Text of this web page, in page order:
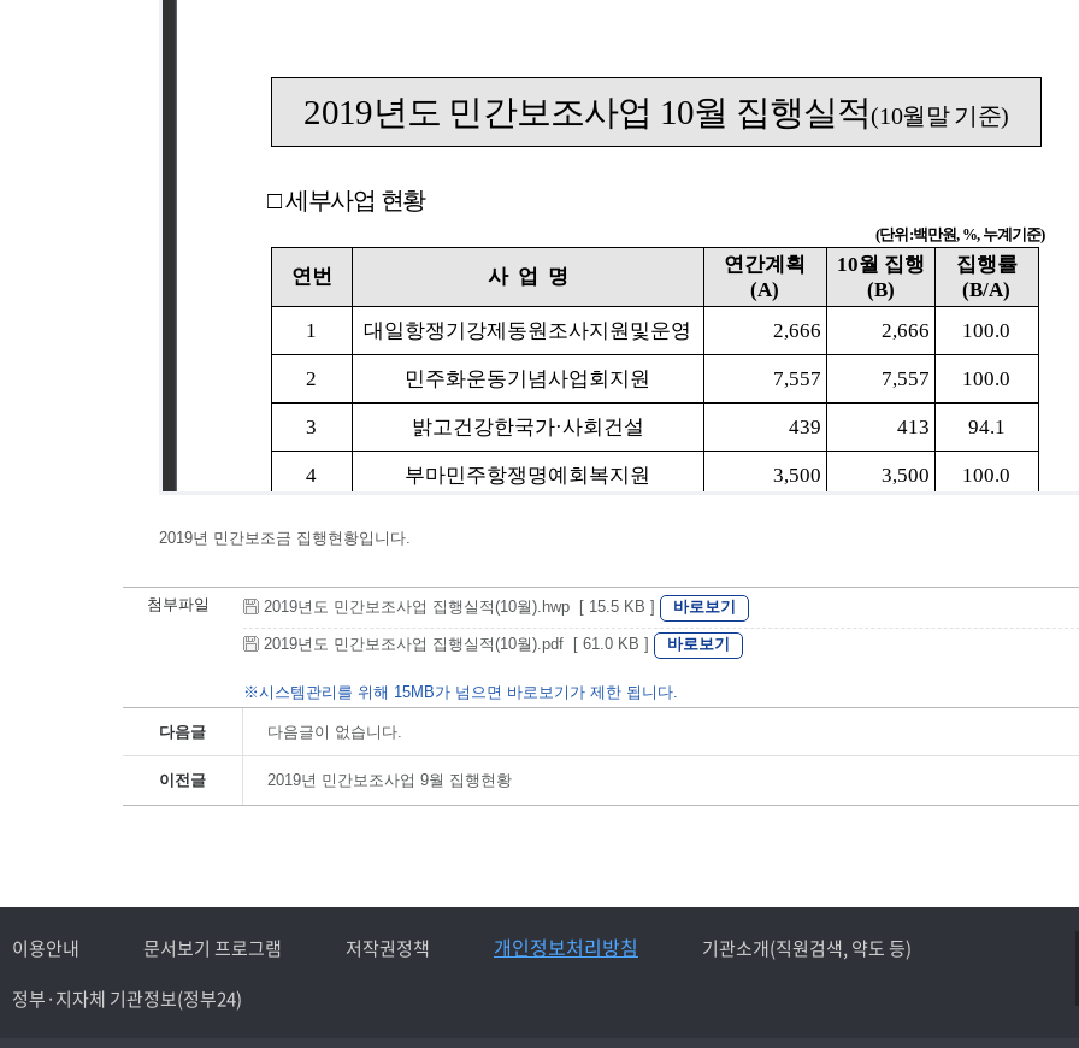
2019년 민간보조금 집행현황입니다.
첨부파일 2019년도 민간보조사업 집행실적(10월).hwp [ 15.5 KB ] 바로보기
2019년도 민간보조사업 집행실적(10월).pdf [ 61.0 KB ] 바로보기
※시스템관리를 위해 15MB가 넘으면 바로보기가 제한 됩니다.
다음글 다음글이 없습니다.
이전글 2019년 민간보조사업 9월 집행현황
이용안내 문서보기 프로그램 저작권정책 개인정보처리방침
기관소개(직원검색, 약도 등)
정부·지자체 기관정보(정부24)